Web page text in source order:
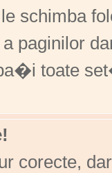
le schimba
paginilor
toate
corecte,